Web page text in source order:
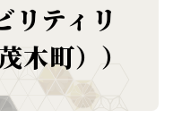
リティリ
木町））